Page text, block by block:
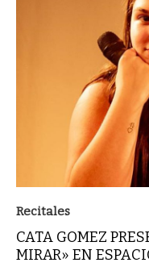
Recitales
CATA GOMEZ
MIRAR» EN